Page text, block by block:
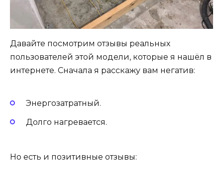
Давайте посмотрим отзывы реальных
пользователей этой модели, которые я нашёл в
интернете. Сначала я расскажу вам негатив:
Энергозатратный.
Долго нагревается.
Но есть и позитивные отзывы: